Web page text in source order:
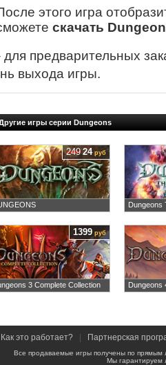
этого игра
скачать
для предварительных
выхода игры.
игры серии Dungeons
249 24руб
Dungeons
3 Complete Collection
1399 руб
Dungeons
Как это работает? Партнерская
Все продаваемые игры получены по
Мы гарантируем